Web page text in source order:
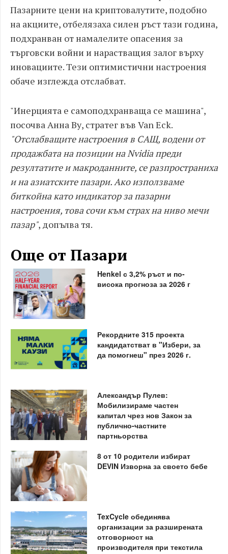
Пазарните цени на криптовалутите, подобно
на акциите, отбелязаха силен ръст тази година,
подхранван от намалелите опасения за
търговски войни и нарастващия залог върху
иновациите. Тези оптимистични настроения
обаче изглежда отслабват.
"Инерцията е самоподхранваща се машина",
посочва Анна Ву, стратег във Van Eck.
"Отслабващите настроения в САЩ, водени от
продажбата на позиции на Nvidia преди
резултатите и макроданните, се разпространиха
и на азиатските пазари. Ако използваме
биткойна като индикатор за пазарни
настроения, това сочи към страх на ниво мечи
пазар", допълва тя.
Още от Пазари
Henkel с 3,2% ръст и по-
висока прогноза за 2026 г
Рекордните 315 проекта
кандидатстват в "Избери, за
да помогнеш" през 2026 г.
Александър Пулев:
Мобилизираме частен
капитал чрез нов Закон за
публично-частните
партньорства
8 от 10 родители избират
DEVIN Изворна за своето бебе
TexCycle обединява
организации за разширената
отговорност на
производителя при текстила